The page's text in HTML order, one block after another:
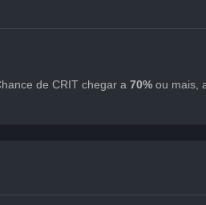
de CRIT chegar a 70% ou mais,